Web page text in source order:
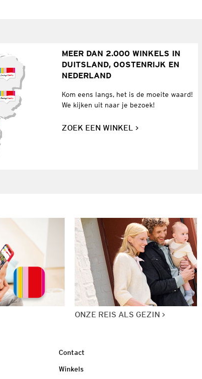
MEER DAN 2.000 WINKELS IN
DUITSLAND, OOSTENRIJK EN
NEDERLAND
Kom eens langs, het is de moeite waard!
We kijken uit naar je bezoek!
ZOEK EEN WINKEL
ONZE REIS ALS GEZIN
Contact
Winkels